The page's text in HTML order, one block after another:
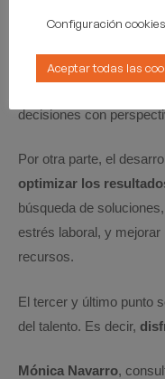
Estudios de
profesionales más
decisiones con
Por otra parte, el
optimizar los
búsqueda de
estrés laboral, y
recursos.
El tercer y último punto
del talento. Es decir,
Mónica Navarro,
Configuración cookies
Aceptar todas las